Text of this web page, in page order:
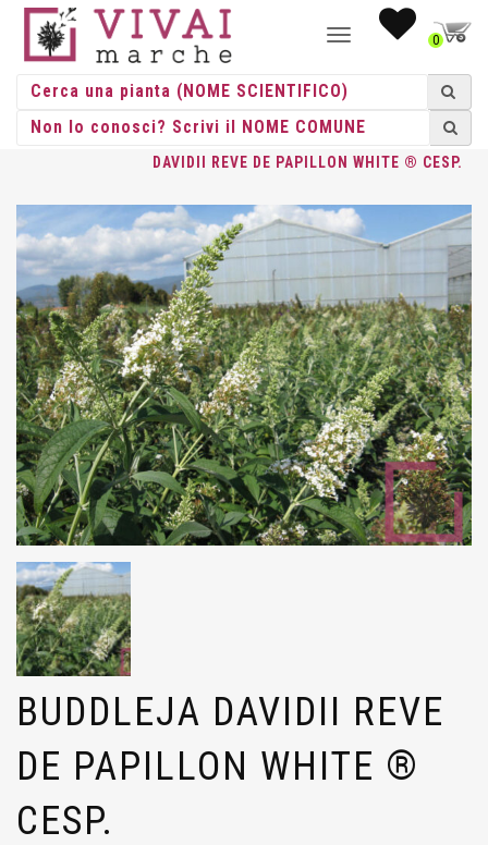
NAVIGAZIONE0
HOME / CESPUGLI/ CESPUGLI VASO /BUDDLEJA / BUDDLEJA
DAVIDII REVE DE PAPILLON WHITE ® CESP.
BUDDLEJA DAVIDII REVE
DE PAPILLON WHITE ®
CESP.